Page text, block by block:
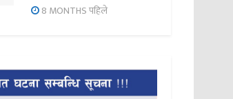
8 MONTHS पहिले